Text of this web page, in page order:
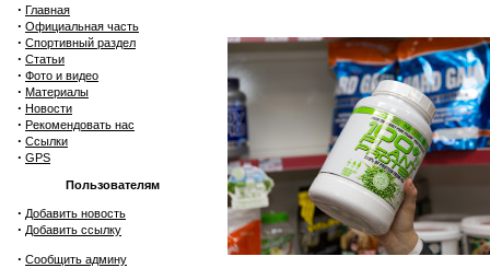
· Главная
· Официальная часть
· Спортивный раздел
· Статьи
· Фото и видео
· Материалы
· Новости
· Рекомендовать нас
· Ссылки
· GPS
Пользователям
· Добавить новость
· Добавить ссылку
· Сообщить админу